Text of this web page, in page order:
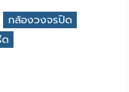
กล้องวงจรปิด
ด